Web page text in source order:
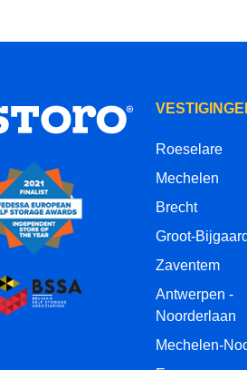
Roeselare
Mechelen
Brecht
Groot-
Zaventem
Antwerpen -
Noorderlaan
Mechelen-